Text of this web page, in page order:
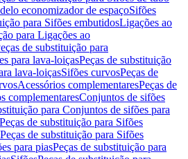
economizador de espaçoSifões
para Sifões embutidosLigações ao
para Ligações ao
de substituição para
para lava-loiçasPeças de substituição
lava-loiçasSifões curvosPeças de
Acessórios complementaresPeças de
complementaresConjuntos de sifões
para Conjuntos de sifões para
Peças de substituição para Sifões
Peças de substituição para Sifões
para piasPeças de substituição para